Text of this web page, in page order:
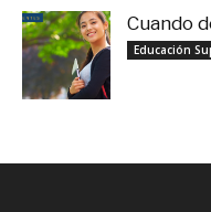
Cuando
Educación